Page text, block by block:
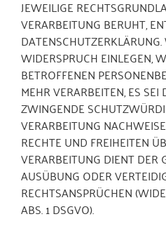
JEWEILIGE
VERARBEITUNG BERUHT,
WIDERSPRUCH EINLEGEN,
BETROFFENEN
MEHR VERARBEITEN, ES
ZWINGENDE
VERARBEITUNG
RECHTE UND FREIHEITEN
VERARBEITUNG DIENT DER
AUSÜBUNG ODER
RECHTSANSPRÜCHEN
ABS. 1 DSGVO).